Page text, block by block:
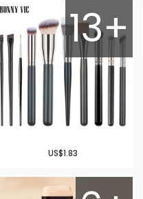
13+
US$1.83